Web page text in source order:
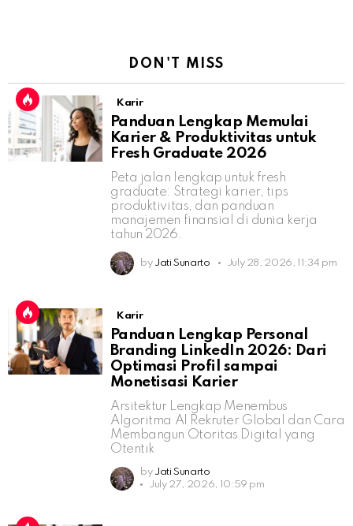
DON'T MISS
Karir
Panduan Lengkap Memulai
Karier & Produktivitas untuk
Fresh Graduate 2026
Peta jalan lengkap untuk fresh
graduate: Strategi karier, tips
produktivitas, dan panduan
manajemen finansial di dunia kerja
tahun 2026.
by Jati Sunarto July 28, 2026, 11:34 pm
Karir
Panduan Lengkap Personal
Branding LinkedIn 2026: Dari
Optimasi Profil sampai
Monetisasi Karier
Arsitektur Lengkap Menembus
Algoritma AI Rekruter Global dan Cara
Membangun Otoritas Digital yang
Otentik
by Jati Sunarto
July 27, 2026, 10:59 pm